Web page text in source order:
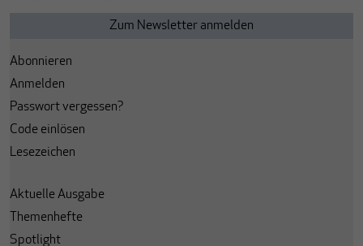
Abonnieren
Anmelden
Passwort vergessen?
Code einlösen
Lesezeichen
Aktuelle Ausgabe
Themenhefte
Spotlight